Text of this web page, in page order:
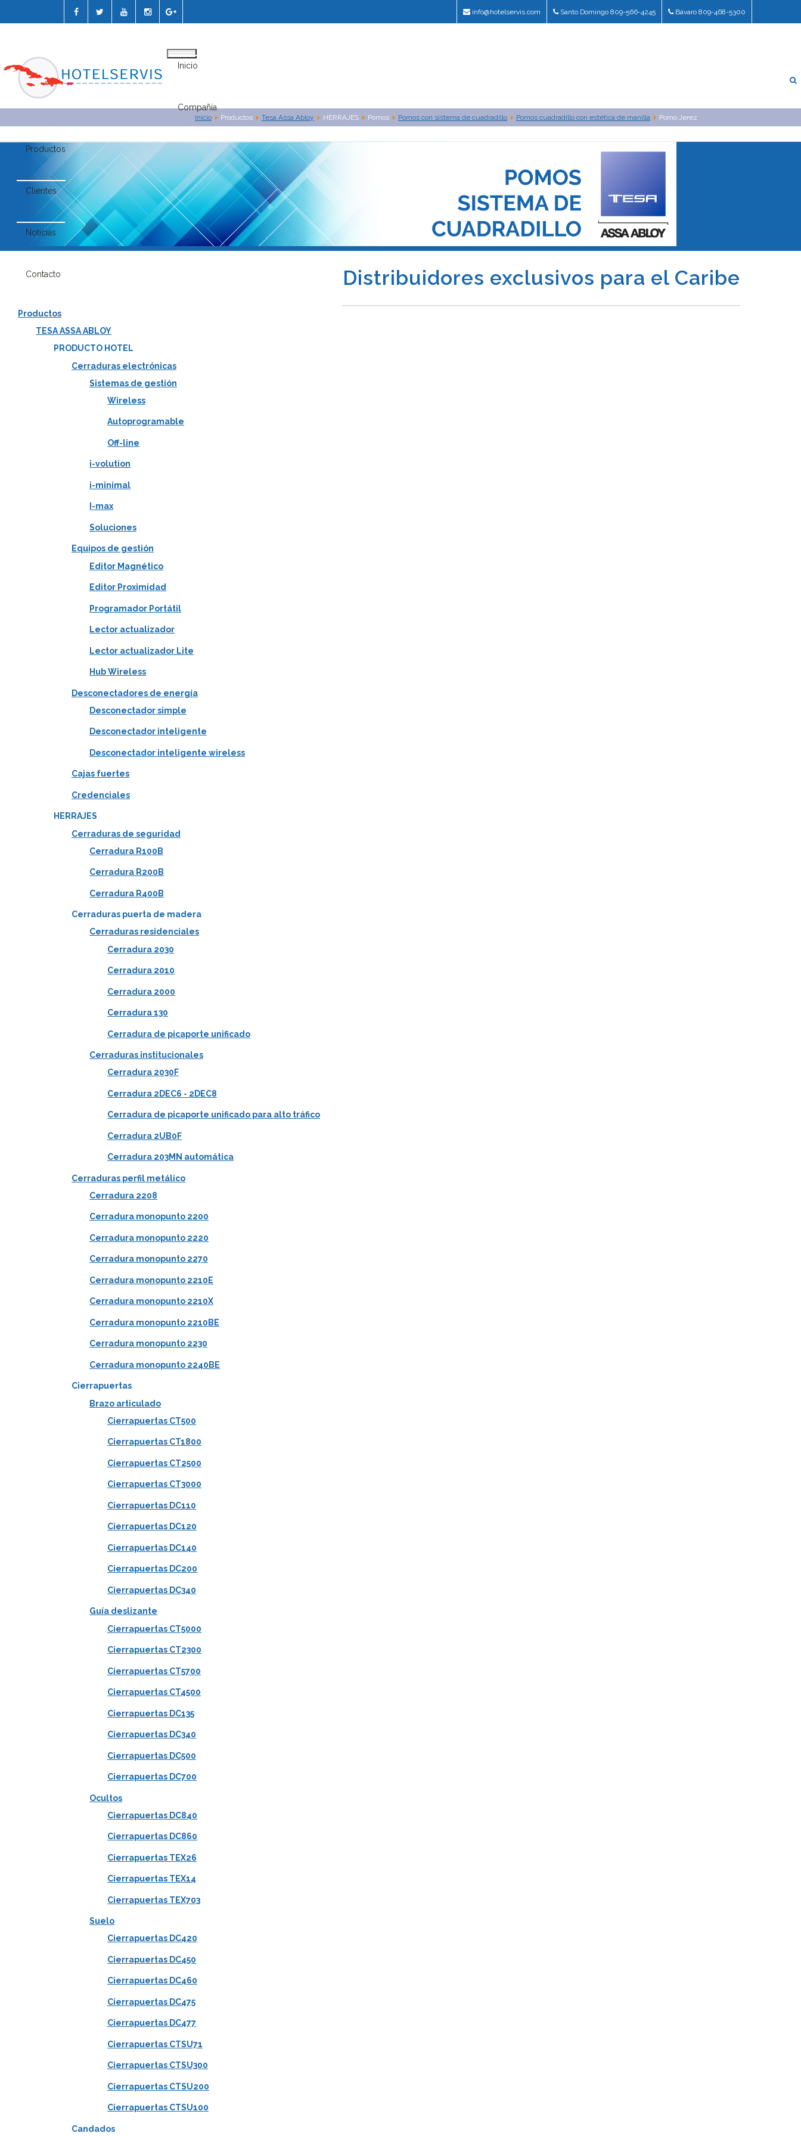
info@hotelservis.com Santo Domingo 809-566-4245 Bávaro 809-468-5300
Inicio
Compañía
Productos
Clientes
Noticias
Contacto
Inicio Productos Tesa Assa Abloy HERRAJES Pomos Pomos con sistema de cuadradillo Pomos cuadradillo con estética de manilla Pomo Jerez
Distribuidores exclusivos para el Caribe
Productos
TESA ASSA ABLOY
PRODUCTO HOTEL
Cerraduras electrónicas
Sistemas de gestión
Wireless
Autoprogramable
Off-line
i-volution
i-minimal
I-max
Soluciones
Equipos de gestión
Editor Magnético
Editor Proximidad
Programador Portátil
Lector actualizador
Lector actualizador Lite
Hub Wireless
Desconectadores de energía
Desconectador simple
Desconectador inteligente
Desconectador inteligente wireless
Cajas fuertes
Credenciales
HERRAJES
Cerraduras de seguridad
Cerradura R100B
Cerradura R200B
Cerradura R400B
Cerraduras puerta de madera
Cerraduras residenciales
Cerradura 2030
Cerradura 2010
Cerradura 2000
Cerradura 130
Cerradura de picaporte unificado
Cerraduras institucionales
Cerradura 2030F
Cerradura 2DEC6 - 2DEC8
Cerradura de picaporte unificado para alto tráfico
Cerradura 2UB0F
Cerradura 203MN automática
Cerraduras perfil metálico
Cerradura 2208
Cerradura monopunto 2200
Cerradura monopunto 2220
Cerradura monopunto 2270
Cerradura monopunto 2210E
Cerradura monopunto 2210X
Cerradura monopunto 2210BE
Cerradura monopunto 2230
Cerradura monopunto 2240BE
Cierrapuertas
Brazo articulado
Cierrapuertas CT500
Cierrapuertas CT1800
Cierrapuertas CT2500
Cierrapuertas CT3000
Cierrapuertas DC110
Cierrapuertas DC120
Cierrapuertas DC140
Cierrapuertas DC200
Cierrapuertas DC340
Guía deslizante
Cierrapuertas CT5000
Cierrapuertas CT2300
Cierrapuertas CT5700
Cierrapuertas CT4500
Cierrapuertas DC135
Cierrapuertas DC340
Cierrapuertas DC500
Cierrapuertas DC700
Ocultos
Cierrapuertas DC840
Cierrapuertas DC860
Cierrapuertas TEX26
Cierrapuertas TEX14
Cierrapuertas TEX703
Suelo
Cierrapuertas DC420
Cierrapuertas DC450
Cierrapuertas DC460
Cierrapuertas DC475
Cierrapuertas DC477
Cierrapuertas CTSU71
Cierrapuertas CTSU300
Cierrapuertas CTSU200
Cierrapuertas CTSU100
Candados